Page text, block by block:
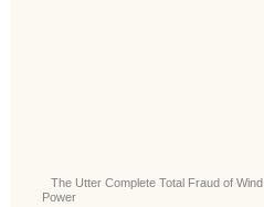
The Utter Complete Total Fraud of Wind
Power